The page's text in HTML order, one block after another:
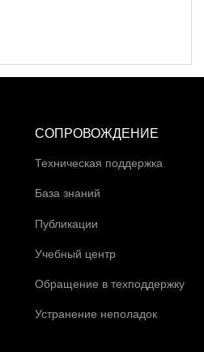
СОПРОВОЖДЕНИЕ
Техническая поддержка
База знаний
Публикации
Учебный центр
Обращение в техподдержку
Устранение неполадок